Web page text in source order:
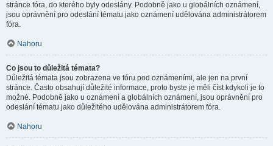
stránce fóra, do kterého byly odeslány. Podobně jako u globálních oznámení,
jsou oprávnění pro odeslání tématu jako oznámení udělována administrátorem
fóra.
Nahoru
Co jsou to důležitá témata?
Důležitá témata jsou zobrazena ve fóru pod oznámeními, ale jen na první
stránce. Často obsahují důležité informace, proto byste je měli číst kdykoli je to
možné. Podobně jako u oznámení a globálních oznámení, jsou oprávnění pro
odeslání tématu jako důležitého udělována administrátorem fóra.
Nahoru